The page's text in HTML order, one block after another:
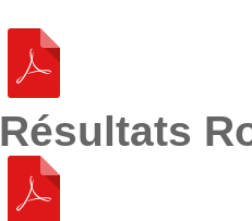
Résultats